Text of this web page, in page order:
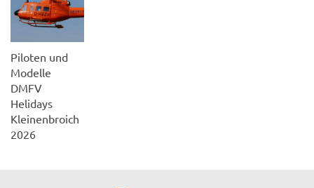
Piloten und
Modelle
DMFV
Helidays
Kleinenbroich
2026